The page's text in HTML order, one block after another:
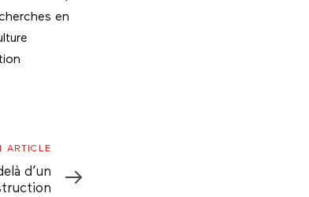
en
ARTICLE
d’un